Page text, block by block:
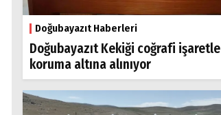
Doğubayazıt Haberleri
Doğubayazıt Kekiği coğrafi işaretle
koruma altına alınıyor